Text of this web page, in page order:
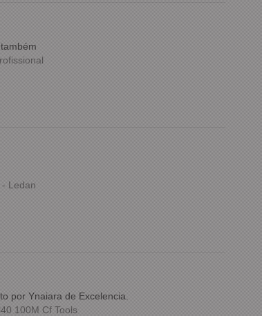
Ledan
por Ynaiara de Excelencia.
100M Cf Tools